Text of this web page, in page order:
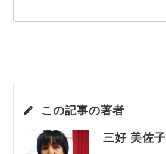
この記事の著者
三好 美佐子